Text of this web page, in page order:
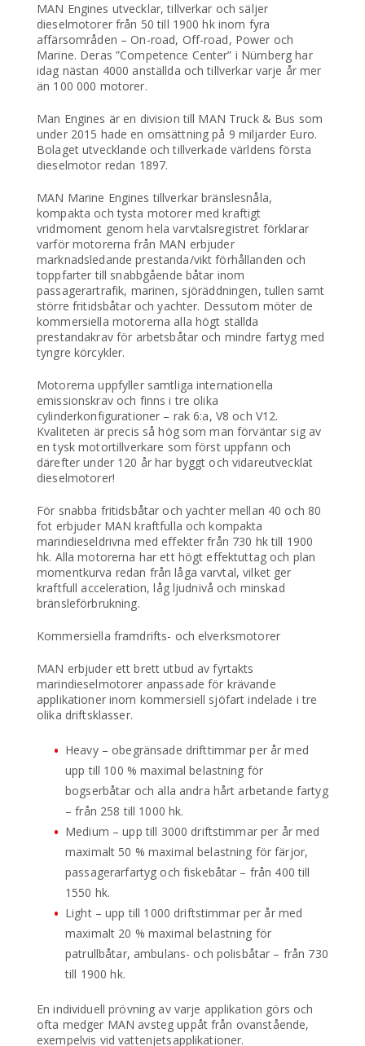
MAN Engines utvecklar, tillverkar och säljer
dieselmotorer från 50 till 1900 hk inom fyra
affärsområden – On-road, Off-road, Power och
Marine. Deras ”Competence Center” i Nürnberg har
idag nästan 4000 anställda och tillverkar varje år mer
än 100 000 motorer.
Man Engines är en division till MAN Truck & Bus som
under 2015 hade en omsättning på 9 miljarder Euro.
Bolaget utvecklande och tillverkade världens första
dieselmotor redan 1897.
MAN Marine Engines tillverkar bränslesnåla,
kompakta och tysta motorer med kraftigt
vridmoment genom hela varvtalsregistret förklarar
varför motorerna från MAN erbjuder
marknadsledande prestanda/vikt förhållanden och
toppfarter till snabbgående båtar inom
passagerartrafik, marinen, sjöräddningen, tullen samt
större fritidsbåtar och yachter. Dessutom möter de
kommersiella motorerna alla högt ställda
prestandakrav för arbetsbåtar och mindre fartyg med
tyngre körcykler.
Motorerna uppfyller samtliga internationella
emissionskrav och finns i tre olika
cylinderkonfigurationer – rak 6:a, V8 och V12.
Kvaliteten är precis så hög som man förväntar sig av
en tysk motortillverkare som först uppfann och
därefter under 120 år har byggt och vidareutvecklat
dieselmotorer!
För snabba fritidsbåtar och yachter mellan 40 och 80
fot erbjuder MAN kraftfulla och kompakta
marindieseldrivna med effekter från 730 hk till 1900
hk. Alla motorerna har ett högt effektuttag och plan
momentkurva redan från låga varvtal, vilket ger
kraftfull acceleration, låg ljudnivå och minskad
bränsleförbrukning.
Kommersiella framdrifts- och elverksmotorer
MAN erbjuder ett brett utbud av fyrtakts
marindieselmotorer anpassade för krävande
applikationer inom kommersiell sjöfart indelade i tre
olika driftsklasser.
Heavy – obegränsade drifttimmar per år med
upp till 100 % maximal belastning för
bogserbåtar och alla andra hårt arbetande fartyg
– från 258 till 1000 hk.
Medium – upp till 3000 driftstimmar per år med
maximalt 50 % maximal belastning för färjor,
passagerarfartyg och fiskebåtar – från 400 till
1550 hk.
Light – upp till 1000 driftstimmar per år med
maximalt 20 % maximal belastning för
patrullbåtar, ambulans- och polisbåtar – från 730
till 1900 hk.
En individuell prövning av varje applikation görs och
ofta medger MAN avsteg uppåt från ovanstående,
exempelvis vid vattenjetsapplikationer.